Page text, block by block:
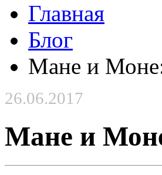
Главная
Блог
Мане и Моне:
26.06.2017
Мане и